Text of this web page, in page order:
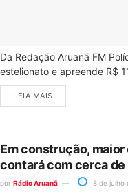
Da Redação Aruanã FM
estelionato e apreende R$
LEIA MAIS
Em construção,
contará com cerca de
por Rádio Aruanã 8 de julho